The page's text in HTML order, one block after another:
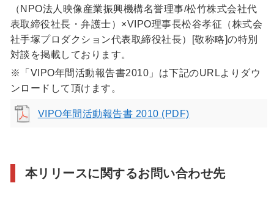
（NPO法人映像産業振興機構名誉理事/松竹株式会社代
表取締役社長・弁護士）×VIPO理事長松谷孝征（株式会
社手塚プロダクション代表取締役社長）[敬称略]の特別
対談を掲載しております。
※「VIPO年間活動報告書2010」は下記のURLよりダウ
ンロードして頂けます。
VIPO年間活動報告書 2010 (PDF)
本リリースに関するお問い合わせ先